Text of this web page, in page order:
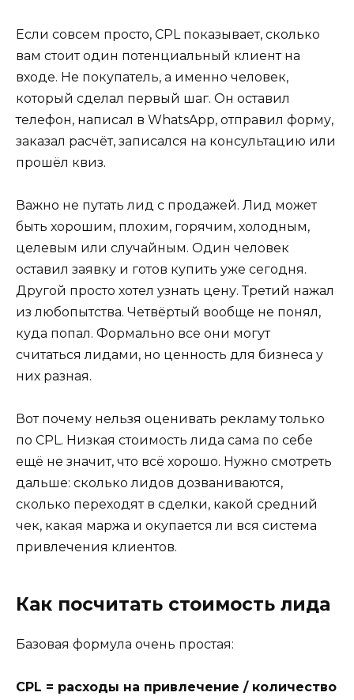
Если совсем просто, CPL показывает, сколько
вам стоит один потенциальный клиент на
входе. Не покупатель, а именно человек,
который сделал первый шаг. Он оставил
телефон, написал в WhatsApp, отправил форму,
заказал расчёт, записался на консультацию или
прошёл квиз.
Важно не путать лид с продажей. Лид может
быть хорошим, плохим, горячим, холодным,
целевым или случайным. Один человек
оставил заявку и готов купить уже сегодня.
Другой просто хотел узнать цену. Третий нажал
из любопытства. Четвёртый вообще не понял,
куда попал. Формально все они могут
считаться лидами, но ценность для бизнеса у
них разная.
Вот почему нельзя оценивать рекламу только
по CPL. Низкая стоимость лида сама по себе
ещё не значит, что всё хорошо. Нужно смотреть
дальше: сколько лидов дозваниваются,
сколько переходят в сделки, какой средний
чек, какая маржа и окупается ли вся система
привлечения клиентов.
Как посчитать стоимость лида
Базовая формула очень простая:
CPL = расходы на привлечение / количество